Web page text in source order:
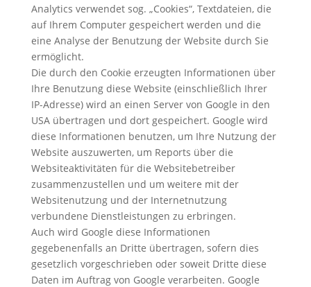
Analytics verwendet sog. „Cookies“, Textdateien, die
auf Ihrem Computer gespeichert werden und die
eine Analyse der Benutzung der Website durch Sie
ermöglicht.
Die durch den Cookie erzeugten Informationen über
Ihre Benutzung diese Website (einschließlich Ihrer
IP-Adresse) wird an einen Server von Google in den
USA übertragen und dort gespeichert. Google wird
diese Informationen benutzen, um Ihre Nutzung der
Website auszuwerten, um Reports über die
Websiteaktivitäten für die Websitebetreiber
zusammenzustellen und um weitere mit der
Websitenutzung und der Internetnutzung
verbundene Dienstleistungen zu erbringen.
Auch wird Google diese Informationen
gegebenenfalls an Dritte übertragen, sofern dies
gesetzlich vorgeschrieben oder soweit Dritte diese
Daten im Auftrag von Google verarbeiten. Google